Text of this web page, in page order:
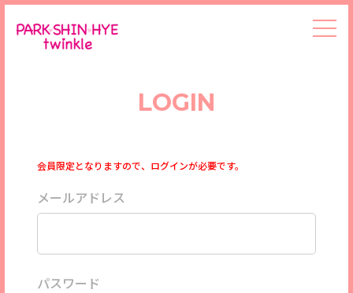
LOGIN
会員限定となりますので、ログインが必要です。
メールアドレス
パスワード